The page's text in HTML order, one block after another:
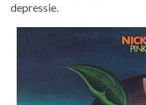
depressie.